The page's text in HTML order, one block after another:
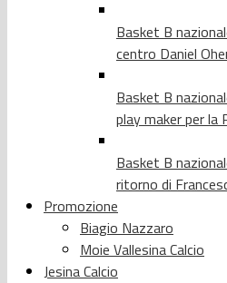
Basket B
centro Daniel
Basket B
play maker per la
Basket B
ritorno di
Promozione
Biagio Nazzaro
Moie Vallesina Calcio
Jesina Calcio